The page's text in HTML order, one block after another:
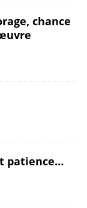
chance
patience…